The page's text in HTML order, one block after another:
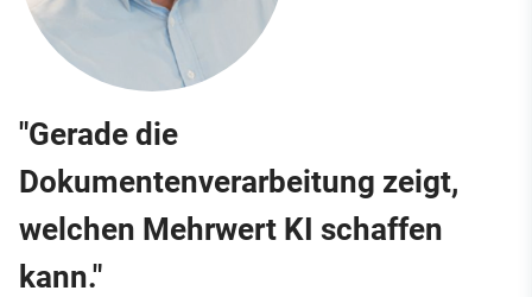
"Gerade die
Dokumentenverarbeitung zeigt,
welchen Mehrwert KI schaffen
kann."